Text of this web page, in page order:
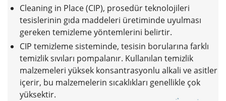
Cleaning in Place (CIP), prosedür teknolojileri
tesislerinin gıda maddeleri üretiminde uyulması
gereken temizleme yöntemlerini belirtir.
CIP temizleme sisteminde, tesisin borularına farklı
temizlik sıvıları pompalanır. Kullanılan temizlik
malzemeleri yüksek konsantrasyonlu alkali ve asitler
içerir, bu malzemelerin sıcaklıkları genellikle çok
yüksektir.